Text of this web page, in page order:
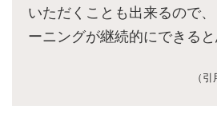
いただくことも出来るので
ーニングが継続的にできると
（引